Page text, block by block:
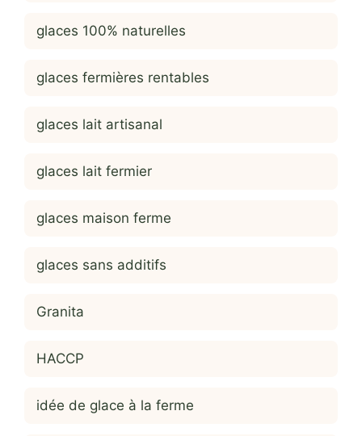
glaces 100% naturelles
glaces fermières rentables
glaces lait artisanal
glaces lait fermier
glaces maison ferme
glaces sans additifs
Granita
HACCP
idée de glace à la ferme